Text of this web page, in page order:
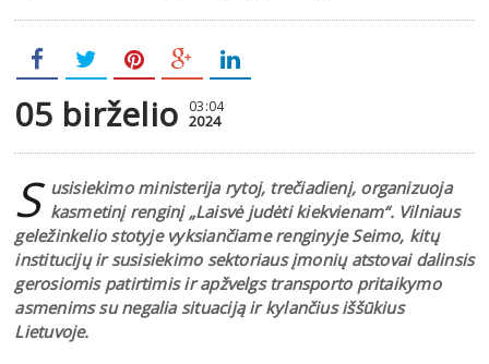
05 birželio 03:04
2024
S usisiekimo ministerija rytoj, trečiadienį, organizuoja
kasmetinį renginį „Laisvė judėti kiekvienam“. Vilniaus
geležinkelio stotyje vyksiančiame renginyje Seimo, kitų
institucijų ir susisiekimo sektoriaus įmonių atstovai dalinsis
gerosiomis patirtimis ir apžvelgs transporto pritaikymo
asmenims su negalia situaciją ir kylančius iššūkius
Lietuvoje.